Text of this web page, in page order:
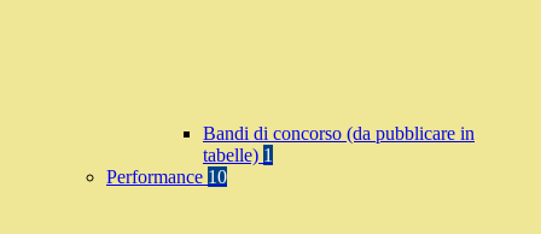
Bandi di concorso (da pubblicare in
tabelle) 1
Performance 10